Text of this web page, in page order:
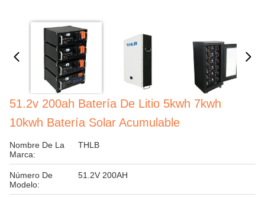
51.2v 200ah Batería De Litio 5kwh 7kwh
10kwh Batería Solar Acumulable
Nombre De La
Marca:
THLB
Número De
Modelo:
51.2V 200AH